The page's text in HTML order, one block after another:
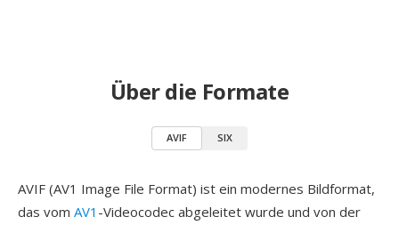
Über die Formate
AVIF SIX
AVIF (AV1 Image File Format) ist ein modernes Bildformat,
das vom AV1 -Videocodec abgeleitet wurde und von der